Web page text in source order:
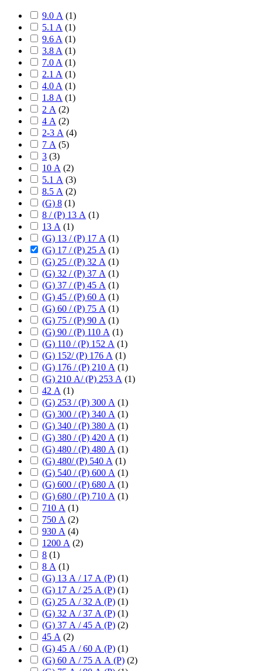
9.0 А (1)
5.1 A (1)
9.6 A (1)
3.8 A (1)
7.0 A (1)
2.1 A (1)
4.0 A (1)
1.8 A (1)
2 А (2)
4 А (2)
2-3 А (4)
7 А (5)
3 (3)
10 А (2)
5.1 А (3)
8.5 А (2)
(G) 8 (1)
8 / (P) 13 А (1)
13 А (1)
(G) 13 / (P) 17 А (1)
(G) 17 / (P) 25 А (1)
(G) 25 / (P) 32 А (1)
(G) 32 / (P) 37 А (1)
(G) 37 / (P) 45 А (1)
(G) 45 / (P) 60 А (1)
(G) 60 / (P) 75 А (1)
(G) 75 / (P) 90 А (1)
(G) 90 / (P) 110 А (1)
(G) 110 / (P) 152 А (1)
(G) 152/ (P) 176 А (1)
(G) 176 / (P) 210 А (1)
(G) 210 А/ (P) 253 А (1)
42 А (1)
(G) 253 / (P) 300 А (1)
(G) 300 / (P) 340 А (1)
(G) 340 / (P) 380 А (1)
(G) 380 / (P) 420 А (1)
(G) 480 / (P) 480 А (1)
(G) 480/ (P) 540 А (1)
(G) 540 / (P) 600 А (1)
(G) 600 / (P) 680 А (1)
(G) 680 / (P) 710 А (1)
710 А (1)
750 А (2)
930 А (4)
1200 А (2)
8 (1)
8 А (1)
(G) 13 А / 17 А (P) (1)
(G) 17 А / 25 А (P) (1)
(G) 25 А / 32 А (P) (1)
(G) 32 А / 37 А (P) (1)
(G) 37 А / 45 А (P) (2)
45 А (2)
(G) 45 А / 60 А (P) (1)
(G) 60 А / 75 А А (P) (2)